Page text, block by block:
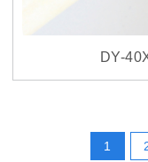
DY-
1